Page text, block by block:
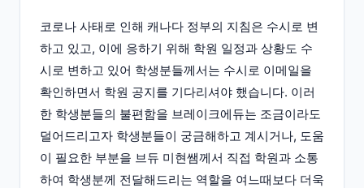
코로나 사태로 인해 캐나다 정부의 지침은 수시로 변
하고 있고, 이에 응하기 위해 학원 일정과 상황도 수
시로 변하고 있어 학생분들께서는 수시로 이메일을
확인하면서 학원 공지를 기다리셔야 했습니다. 이러
한 학생분들의 불편함을 브레이크에듀는 조금이라도
덜어드리고자 학생분들이 궁금해하고 계시거나, 도움
이 필요한 부분을 브듀 미현쌤께서 직접 학원과 소통
하여 학생분께 전달해드리는 역할을 여느때보다 더욱